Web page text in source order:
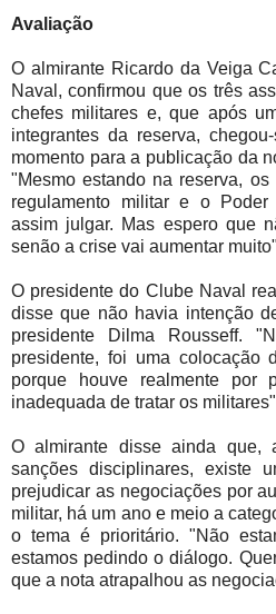
Avaliação
O almirante Ricardo da Veiga
Naval, confirmou que os três
chefes militares e, que após
integrantes da reserva,
momento para a publicação da
"Mesmo estando na reserva,
regulamento militar e o
assim julgar. Mas espero que
senão a crise vai aumentar
O presidente do Clube Naval
disse que não havia intenção
presidente Dilma Rousseff.
presidente, foi uma colocação
porque houve realmente por
inadequada de tratar os
O almirante disse ainda que,
sanções disciplinares, existe
prejudicar as negociações por
militar, há um ano e meio a
o tema é prioritário. "Não
estamos pedindo o diálogo.
que a nota atrapalhou as